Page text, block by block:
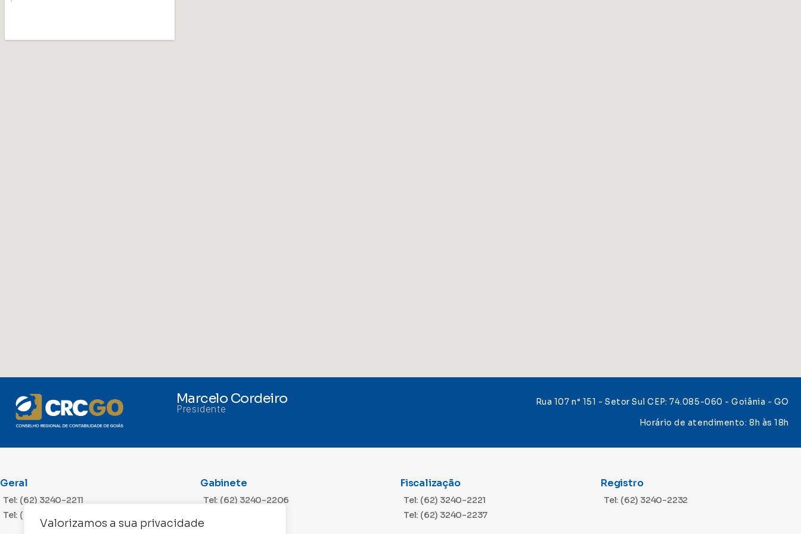
Valorizamos a sua privacidade
Marcelo Cordeiro
Presidente
Rua 107 n° 151 - Setor Sul CEP: 74.085-060 - Goiânia - GO
Horário de atendimento: 8h às 18h
Geral
Tel: (62) 3240-2211
Tel: (62) 3240-2212
Gabinete
Tel: (62) 3240-2206
Fiscalização
Tel: (62) 3240-2221
Tel: (62) 3240-2237
Registro
Tel: (62) 3240-2232